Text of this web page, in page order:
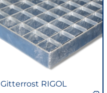
Gitterrost RIGOL